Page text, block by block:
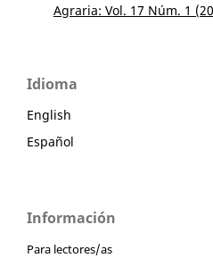
Agraria: Vol. 17 Núm. 1
Idioma
English
Español
Información
Para lectores/as